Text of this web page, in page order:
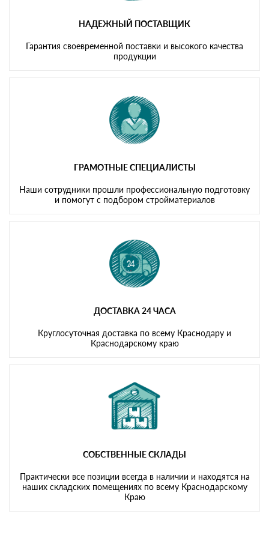
НАДЕЖНЫЙ ПОСТАВЩИК
Гарантия своевременной поставки и высокого качества
продукции
ГРАМОТНЫЕ СПЕЦИАЛИСТЫ
Наши сотрудники прошли профессиональную подготовку
и помогут с подбором стройматериалов
ДОСТАВКА 24 ЧАСА
Круглосуточная доставка по всему Краснодару и
Краснодарскому краю
СОБСТВЕННЫЕ СКЛАДЫ
Практически все позиции всегда в наличии и находятся на
наших складских помещениях по всему Краснодарскому
Краю